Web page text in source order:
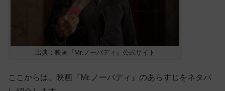
出典：映画『Mr.ノーバディ』公式サイト
ここからは、映画『Mr.ノーバディ』のあらすじをネタバ